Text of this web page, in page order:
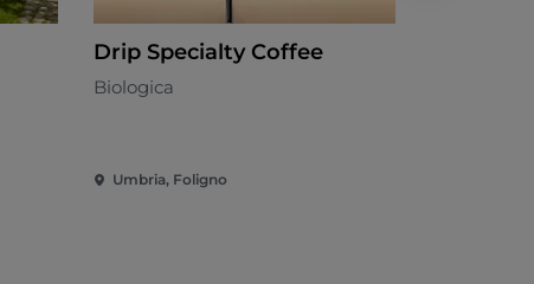
Drip Specialty Coffee
Biologica
Umbria, Foligno